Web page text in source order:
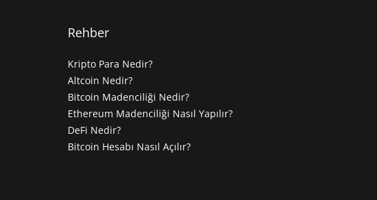
Rehber
Kripto Para Nedir?
Altcoin Nedir?
Bitcoin Madenciliği Nedir?
Ethereum Madenciliği Nasıl Yapılır?
DeFi Nedir?
Bitcoin Hesabı Nasıl Açılır?